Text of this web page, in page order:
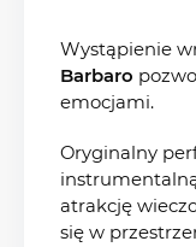
Wystąpienie
Barbaro
emocjami.
Oryginalny
atrakcję
się w